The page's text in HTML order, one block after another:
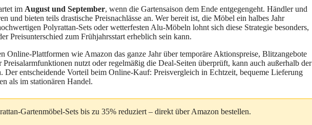
im August und September, wenn die Gartensaison dem Ende entgegengeht. Händler und
und bieten teils drastische Preisnachlässe an. Wer bereit ist, die Möbel ein halbes Jahr
Polyrattan-Sets oder wetterfesten Alu-Möbeln lohnt sich diese Strategie besonders,
Preisunterschied zum Frühjahrsstart erheblich sein kann.
Online-Plattformen wie Amazon das ganze Jahr über temporäre Aktionspreise, Blitzangebote
nutzt oder regelmäßig die Deal-Seiten überprüft, kann auch außerhalb der
Der entscheidende Vorteil beim Online-Kauf: Preisvergleich in Echtzeit, bequeme Lieferung
als im stationären Handel.
Gartenmöbel-Sets bis zu 35% reduziert – direkt über Amazon bestellen.